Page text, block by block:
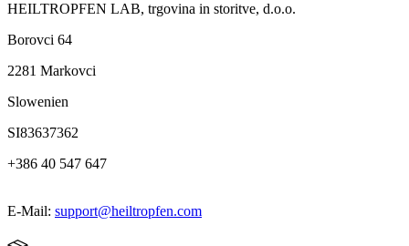
HEILTROPFEN LAB, trgovina in storitve, d.o.o.
Borovci 64
2281 Markovci
Slowenien
SI83637362
+386 40 547 647
E-Mail: support@heiltropfen.com